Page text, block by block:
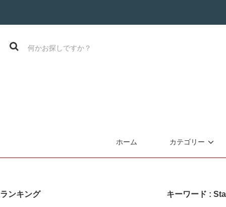
ホーム カテゴリー
ランキング キーワード :